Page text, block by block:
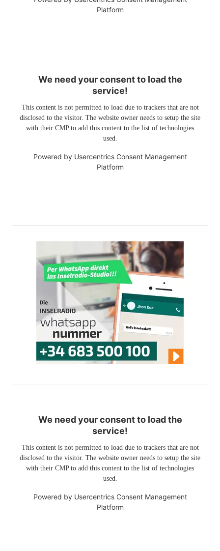
Platform
We need your consent to load the
service!
This content is not permitted to load due to trackers that are not
disclosed to the visitor. The website owner needs to setup the site
with their CMP to add this content to the list of technologies
used.
Powered by Usercentrics Consent Management
Platform
We need your consent to load the
service!
This content is not permitted to load due to trackers that are not
disclosed to the visitor. The website owner needs to setup the site
with their CMP to add this content to the list of technologies
used.
Powered by Usercentrics Consent Management
Platform